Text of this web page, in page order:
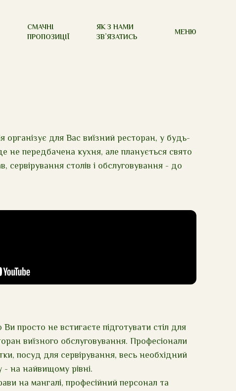
СМАЧНІ
ПРОПОЗИЦІЇ
ЯК З НАМИ
ЗВʼЯЗАТИСЬ
МЕНЮ
організує для Вас виїзний ресторан, у будь-
не передбачена кухня, але планується свято
сервірування столів і обслуговування - до
просто не встигаєте підготувати стіл для
виїзного обслуговування. Професіонали
посуд для сервірування, весь необхідний
- на найвищому рівні.
на мангалі, професійний персонал та